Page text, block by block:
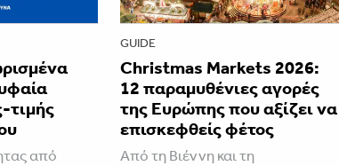
τιμής
από
GUIDE
Christmas Markets 2026:
12 παραμυθένιες αγορές
της Ευρώπης που αξίζει να
επισκεφθείς φέτος
Από τη Βιέννη και τη